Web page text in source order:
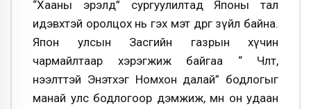
“Хааны эрэлд” сургуулилтад Японы тал
идэвхтэй оролцох нь гэх мэт өөдрөг зүйл байна.
Япон улсын Засгийн газрын хүчин
чармайлтаар хэрэгжиж байгаа “ Чөлөөт,
нээлттэй Энэтхэг Номхон далай” бодлогыг
манай улс бодлогоор дэмжиж, мөн он удаан